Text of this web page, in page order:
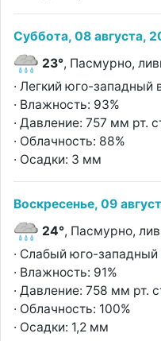
Суббота, 08 августа,
23°, Пасмурно,
· Легкий юго-западный
· Влажность: 93%
· Давление: 757 мм рт.
· Облачность: 88%
· Осадки: 3 мм
Воскресенье, 09
24°, Пасмурно,
· Слабый юго-
· Влажность: 91%
· Давление: 758 мм рт.
· Облачность: 100%
· Осадки: 1,2 мм